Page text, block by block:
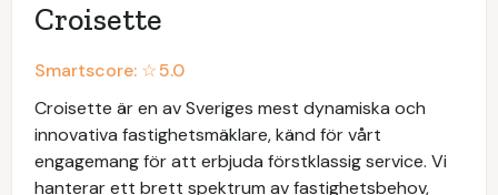
Croisette
Smartscore: ☆5.0
Croisette är en av Sveriges mest dynamiska och
innovativa fastighetsmäklare, känd för vårt
engagemang för att erbjuda förstklassig service. Vi
hanterar ett brett spektrum av fastighetsbehov,